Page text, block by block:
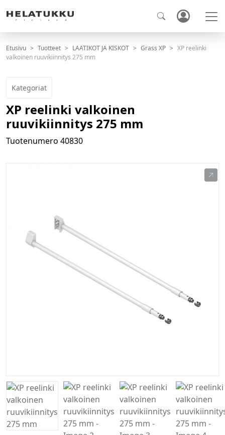
Etusivu Tuotteet LAATIKOT JA KISKOT Grass XP
XP reelinki
valkoinen ruuvikiinnitys 275 mm
Kategoriat
XP reelinki valkoinen
ruuvikiinnitys 275 mm
Tuotenumero 40830